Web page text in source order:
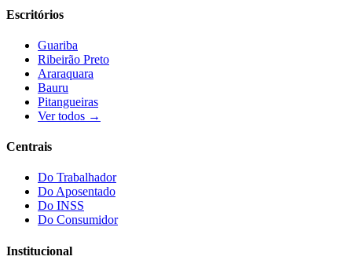
Escritórios
Guariba
Ribeirão Preto
Araraquara
Bauru
Pitangueiras
Ver todos →
Centrais
Do Trabalhador
Do Aposentado
Do INSS
Do Consumidor
Institucional